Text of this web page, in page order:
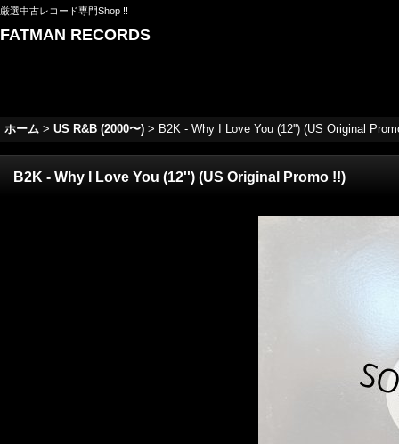
厳選中古レコード専門Shop !!
FATMAN RECORDS
ホーム > US R&B (2000〜) > B2K - Why I Love You (12'') (US Original
B2K - Why I Love You (12'') (US Original Promo !!)